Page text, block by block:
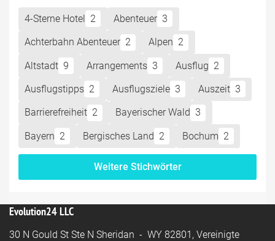
4-Sterne Hotel 2 Abenteuer 3
Achterbahn Abenteuer 2 Alpen 2
Altstadt 9 Arrangements 3 Ausflug 2
Ausflugstipps 2 Ausflugsziele 3 Auszeit 3
Barrierefreiheit 2 Bayerischer Wald 3
Bayern 2 Bergisches Land 2 Bochum 2
Weitere Stichwörter
Evolution24 LLC
30 N Gould St Ste N Sheridan - WY 82801, Vereinigte